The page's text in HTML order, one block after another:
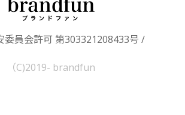
委員会許可 第303321208433号 /
（C)2019- brandfun